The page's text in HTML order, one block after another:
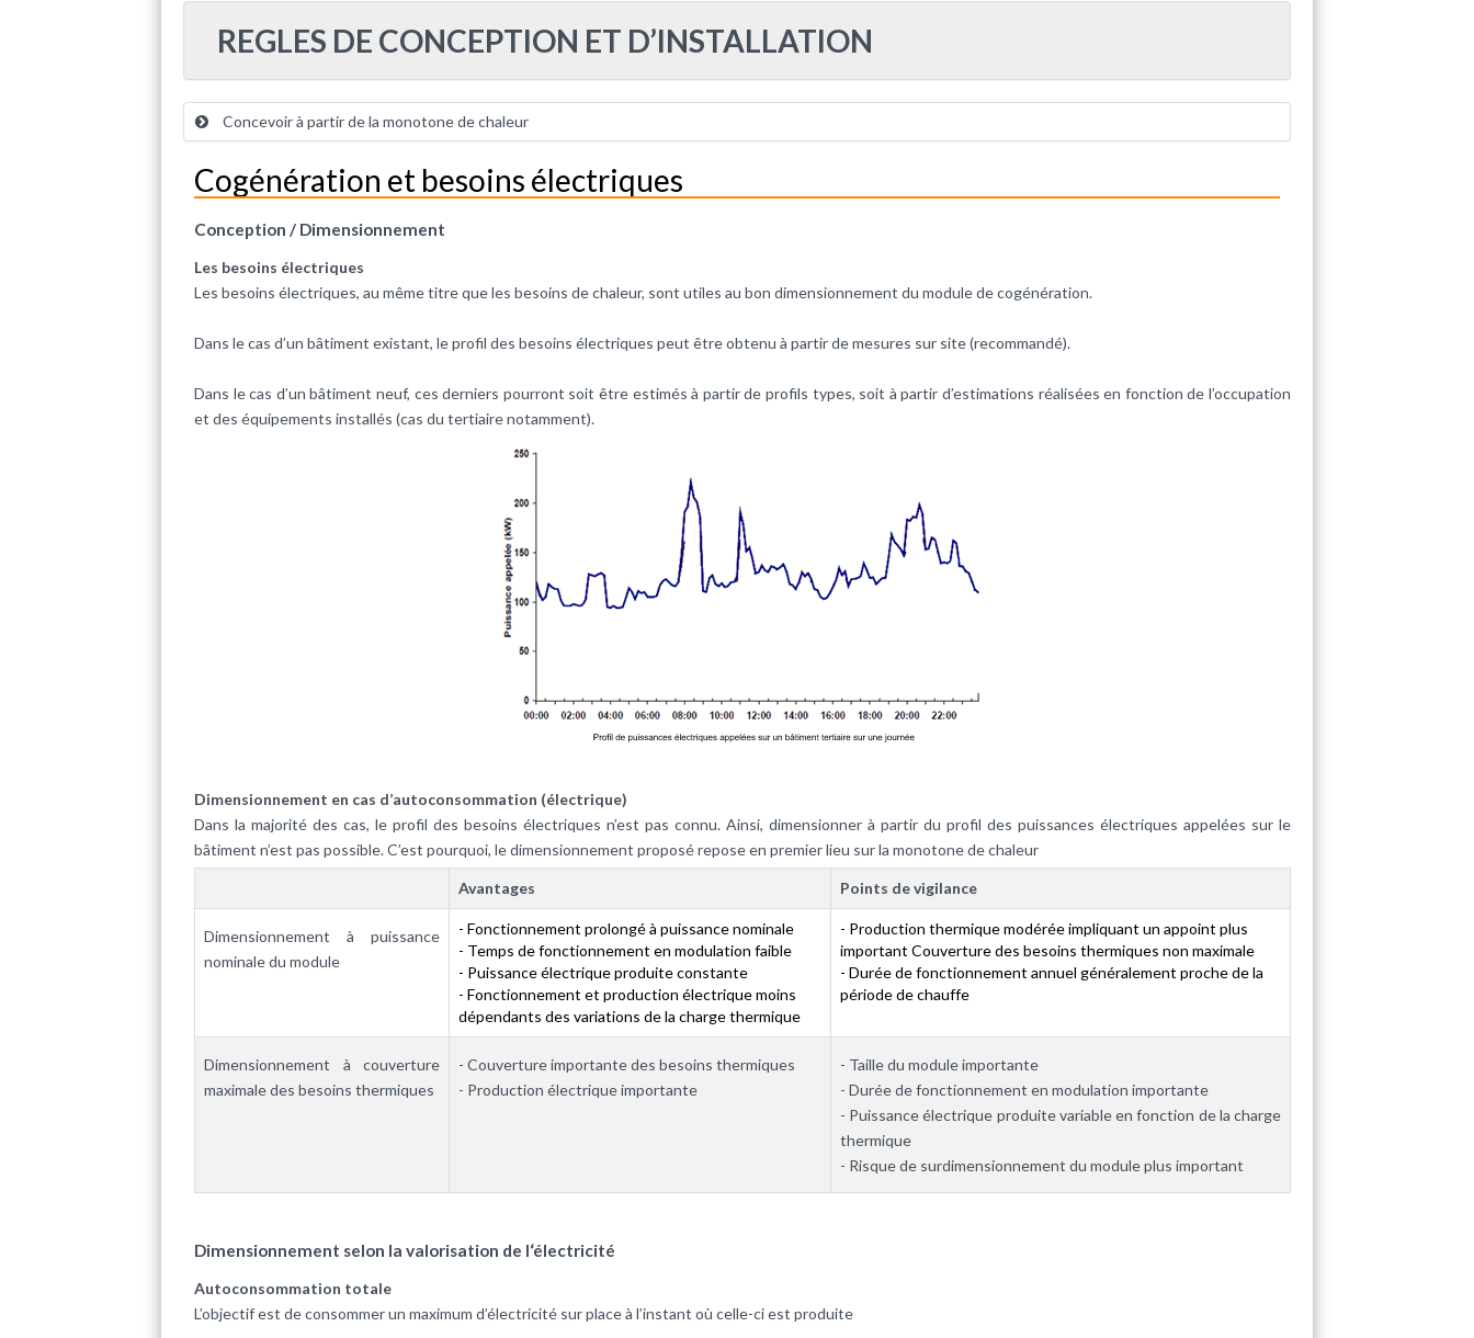
REGLES DE CONCEPTION ET D’INSTALLATION
Concevoir à partir de la monotone de chaleur
Cogénération et besoins électriques
Conception / Dimensionnement
Les besoins électriques
Les besoins électriques, au même titre que les besoins de chaleur, sont utiles au bon dimensionnement du module de cogénération.
Dans le cas d’un bâtiment existant, le profil des besoins électriques peut être obtenu à partir de mesures sur site (recommandé).
Dans le cas d’un bâtiment neuf, ces derniers pourront soit être estimés à partir de profils types, soit à partir d’estimations réalisées en fonction de l’occupation
et des équipements installés (cas du tertiaire notamment).
Dimensionnement en cas d’autoconsommation (électrique)
Dans la majorité des cas, le profil des besoins électriques n’est pas connu. Ainsi, dimensionner à partir du profil des puissances électriques appelées sur le
bâtiment n’est pas possible. C’est pourquoi, le dimensionnement proposé repose en premier lieu sur la monotone de chaleur
Avantages Points de vigilance
Dimensionnement à puissance
nominale du module
- Fonctionnement prolongé à puissance nominale
- Temps de fonctionnement en modulation faible
- Puissance électrique produite constante
- Fonctionnement et production électrique moins
dépendants des variations de la charge thermique
- Production thermique modérée impliquant un appoint plus
important Couverture des besoins thermiques non maximale
- Durée de fonctionnement annuel généralement proche de la
période de chauffe
Dimensionnement à couverture
maximale des besoins thermiques
- Couverture importante des besoins thermiques
- Production électrique importante
- Taille du module importante
- Durée de fonctionnement en modulation importante
- Puissance électrique produite variable en fonction de la charge
thermique
- Risque de surdimensionnement du module plus important
Dimensionnement selon la valorisation de l‘électricité
Autoconsommation totale
L’objectif est de consommer un maximum d’électricité sur place à l’instant où celle-ci est produite